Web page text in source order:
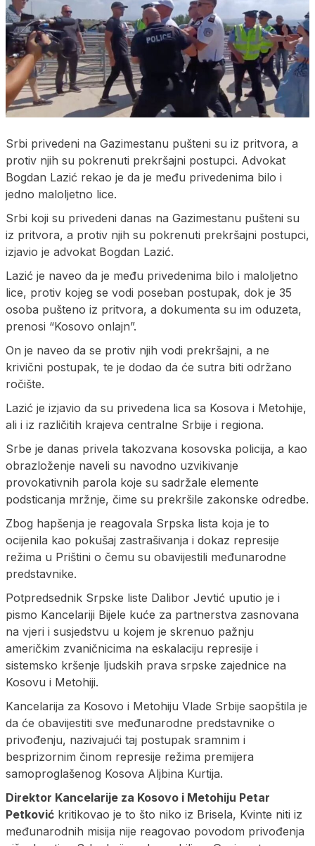
Srbi privedeni na Gazimestanu pušteni su iz pritvora, a
protiv njih su pokrenuti prekršajni postupci. Advokat
Bogdan Lazić rekao je da je među privedenima bilo i
jedno maloljetno lice.
Srbi koji su privedeni danas na Gazimestanu pušteni su
iz pritvora, a protiv njih su pokrenuti prekršajni postupci,
izjavio je advokat Bogdan Lazić.
Lazić je naveo da je među privedenima bilo i maloljetno
lice, protiv kojeg se vodi poseban postupak, dok je 35
osoba pušteno iz pritvora, a dokumenta su im oduzeta,
prenosi “Kosovo onlajn”.
On je naveo da se protiv njih vodi prekršajni, a ne
krivični postupak, te je dodao da će sutra biti održano
ročište.
Lazić je izjavio da su privedena lica sa Kosova i Metohije,
ali i iz različitih krajeva centralne Srbije i regiona.
Srbe je danas privela takozvana kosovska policija, a kao
obrazloženje naveli su navodno uzvikivanje
provokativnih parola koje su sadržale elemente
podsticanja mržnje, čime su prekršile zakonske odredbe.
Zbog hapšenja je reagovala Srpska lista koja je to
ocijenila kao pokušaj zastrašivanja i dokaz represije
režima u Prištini o čemu su obavijestili međunarodne
predstavnike.
Potpredsednik Srpske liste Dalibor Jevtić uputio je i
pismo Kancelariji Bijele kuće za partnerstva zasnovana
na vjeri i susjedstvu u kojem je skrenuo pažnju
američkim zvaničnicima na eskalaciju represije i
sistemsko kršenje ljudskih prava srpske zajednice na
Kosovu i Metohiji.
Kancelarija za Kosovo i Metohiju Vlade Srbije saopštila je
da će obavijestiti sve međunarodne predstavnike o
privođenju, nazivajući taj postupak sramnim i
besprizornim činom represije režima premijera
samoproglašenog Kosova Aljbina Kurtija.
Direktor Kancelarije za Kosovo i Metohiju Petar
Petković kritikovao je to što niko iz Brisela, Kvinte niti iz
međunarodnih misija nije reagovao povodom privođenja